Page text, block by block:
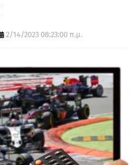
2/14/2023 08:23:00 π.μ.